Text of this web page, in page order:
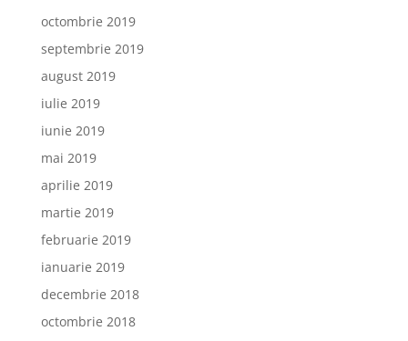
octombrie 2019
septembrie 2019
august 2019
iulie 2019
iunie 2019
mai 2019
aprilie 2019
martie 2019
februarie 2019
ianuarie 2019
decembrie 2018
octombrie 2018